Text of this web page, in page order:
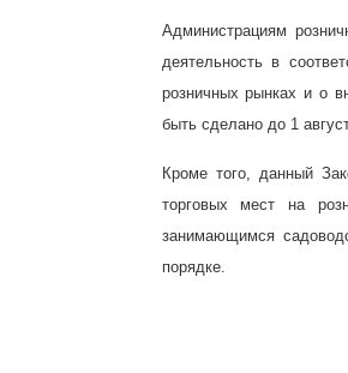
Администрациям
деятельность в
розничных рынках и о
быть сделано до 1
Кроме того, данный
торговых мест на
занимающимся
порядке.